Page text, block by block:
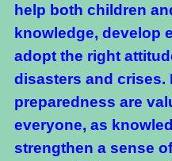
help both children
knowledge, develop
adopt the right
disasters and crises.
preparedness are
everyone, as
strengthen a sense